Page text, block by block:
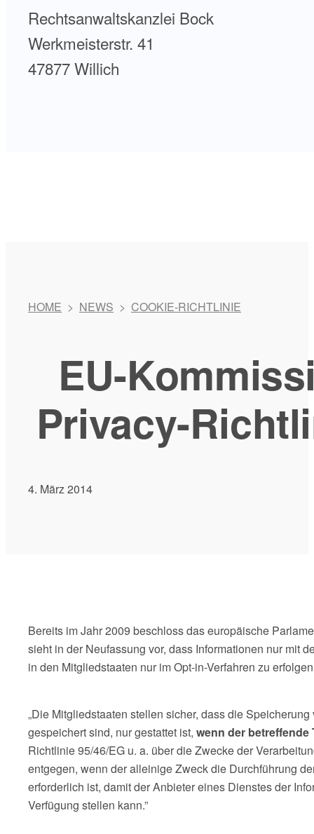
Rechtsanwaltskanzlei Bock
Werkmeisterstr. 41
47877 Willich
HOME > NEWS > COOKIE-RICHTLINIE
EU-
Privacy-
4. März 2014
Bereits im Jahr 2009 beschloss das europäische
sieht in der Neufassung vor, dass Informationen nur mit
in den Mitgliedstaaten nur im Opt-in-Verfahren zu
„Die Mitgliedstaaten stellen sicher, dass die
gespeichert sind, nur gestattet ist, wenn der betreffende
Richtlinie 95/46/EG u. a. über die Zwecke der
entgegen, wenn der alleinige Zweck die Durchführung
erforderlich ist, damit der Anbieter eines Dienstes der
Verfügung stellen kann.”